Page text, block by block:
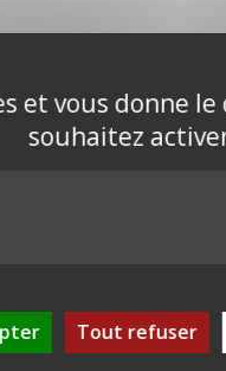
et vous donne
souhaitez
Tout refuser
Nos arbres
récoltés
Alpes,
moment